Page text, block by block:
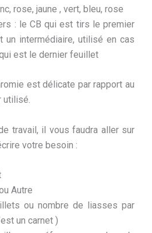
rose, jaune , vert, bleu, rose
: le CB qui est tirs le premier
un intermédiaire, utilisé en cas
est le dernier feuillet
est délicate par rapport au
utilisé.
travail, il vous faudra aller sur
votre besoin :
Autre
ou nombre de liasses par
un carnet )